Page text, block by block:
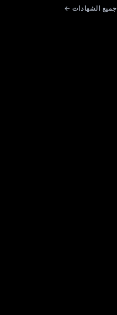
جميع الشهادات ←